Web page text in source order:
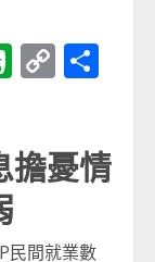
Evernote
Copy
擔憂情
民間就業數